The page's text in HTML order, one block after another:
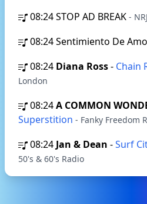
08:24STOP AD BREAK - NRJ
08:24Sentimiento De
08:24 Diana Ross- Chain
London
08:24A COMMON
Superstition - Fanky Freedom
08:24 Jan & Dean -Surf
50's & 60's Radio